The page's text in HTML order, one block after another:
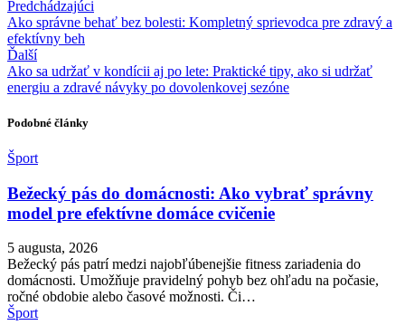
Predchádzajúci
Ako správne behať bez bolesti: Kompletný sprievodca pre zdravý a
efektívny beh
Ďalší
Ako sa udržať v kondícii aj po lete: Praktické tipy, ako si udržať
energiu a zdravé návyky po dovolenkovej sezóne
Podobné články
Šport
Bežecký pás do domácnosti: Ako vybrať správny
model pre efektívne domáce cvičenie
5 augusta, 2026
Bežecký pás patrí medzi najobľúbenejšie fitness zariadenia do
domácnosti. Umožňuje pravidelný pohyb bez ohľadu na počasie,
ročné obdobie alebo časové možnosti. Či…
Šport